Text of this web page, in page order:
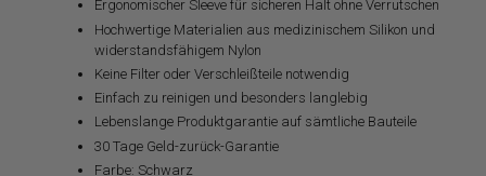
Ergonomischer Sleeve für sicheren Halt ohne Verrutschen
Hochwertige Materialien aus medizinischem Silikon und
widerstandsfähigem Nylon
Keine Filter oder Verschleißteile notwendig
Einfach zu reinigen und besonders langlebig
Lebenslange Produktgarantie auf sämtliche Bauteile
30 Tage Geld-zurück-Garantie
Farbe: Schwarz